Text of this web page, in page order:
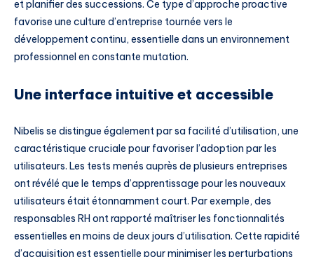
et planifier des successions. Ce type d’approche proactive
favorise une culture d’entreprise tournée vers le
développement continu, essentielle dans un environnement
professionnel en constante mutation.
Une interface intuitive et accessible
Nibelis se distingue également par sa facilité d’utilisation, une
caractéristique cruciale pour favoriser l’adoption par les
utilisateurs. Les tests menés auprès de plusieurs entreprises
ont révélé que le temps d’apprentissage pour les nouveaux
utilisateurs était étonnamment court. Par exemple, des
responsables RH ont rapporté maîtriser les fonctionnalités
essentielles en moins de deux jours d’utilisation. Cette rapidité
d’acquisition est essentielle pour minimiser les perturbations